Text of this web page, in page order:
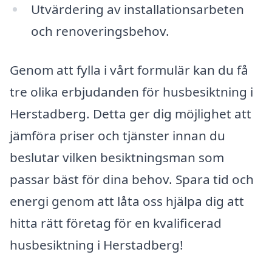
Utvärdering av installationsarbeten
och renoveringsbehov.
Genom att fylla i vårt formulär kan du få
tre olika erbjudanden för husbesiktning i
Herstadberg. Detta ger dig möjlighet att
jämföra priser och tjänster innan du
beslutar vilken besiktningsman som
passar bäst för dina behov. Spara tid och
energi genom att låta oss hjälpa dig att
hitta rätt företag för en kvalificerad
husbesiktning i Herstadberg!